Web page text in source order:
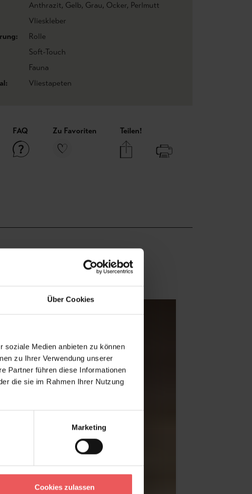
Über Cookies
soziale Medien anbieten zu können
zu Ihrer Verwendung unserer
Partner führen diese Informationen
die sie im Rahmen Ihrer Nutzung
Marketing
Cookies zulassen
Anthrazit, Gelb, Grau, Ocker, Perlmutt
Vlieskleber
Rolle
Soft-Touch
Fauna
Vliestapeten
FAQ Zu Favoriten Teilen!